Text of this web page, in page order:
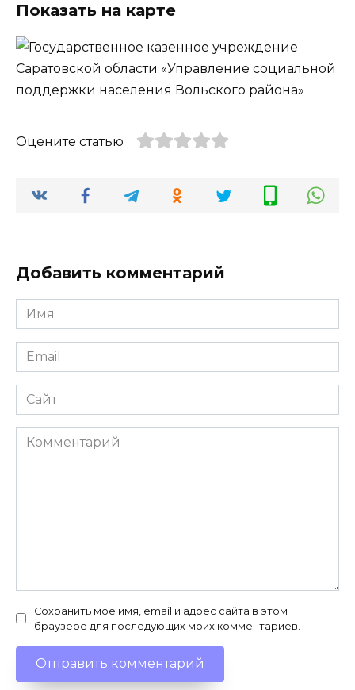
Показать на карте
Оцените статью
Добавить комментарий
Имя
*
Email
*
Сайт
Комментарий
Сохранить моё имя, email и адрес сайта в этом
браузере для последующих моих комментариев.